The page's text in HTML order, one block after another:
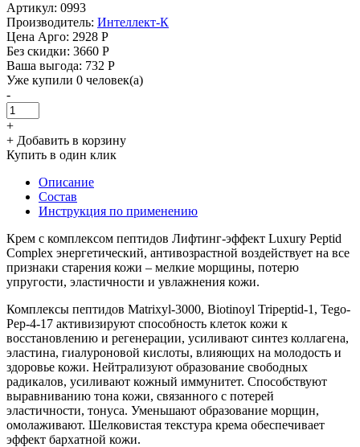
Артикул: 0993
Производитель: Интеллект-К
Цена Арго: 2928 Р
Без скидки: 3660 Р
Ваша выгода: 732 Р
Уже купили 0 человек(а)
-
+
+ Добавить в корзину
Купить в один клик
Описание
Состав
Инструкция по применению
Крем с комплексом пептидов Лифтинг-эффект Luxury Peptid
Complex энергетический, антивозрастной воздействует на все
признаки старения кожи – мелкие морщины, потерю
упругости, эластичности и увлажнения кожи.
Комплексы пептидов Matrixyl-3000, Biotinoyl Tripeptid-1, Tego-
Pep-4-17 активизируют способность клеток кожи к
восстановлению и регенерации, усиливают синтез коллагена,
эластина, гиалуроновой кислоты, влияющих на молодость и
здоровье кожи. Нейтрализуют образование свободных
радикалов, усиливают кожный иммунитет. Способствуют
выравниванию тона кожи, связанного с потерей
эластичности, тонуса. Уменьшают образование морщин,
омолаживают. Шелковистая текстура крема обеспечивает
эффект бархатной кожи.